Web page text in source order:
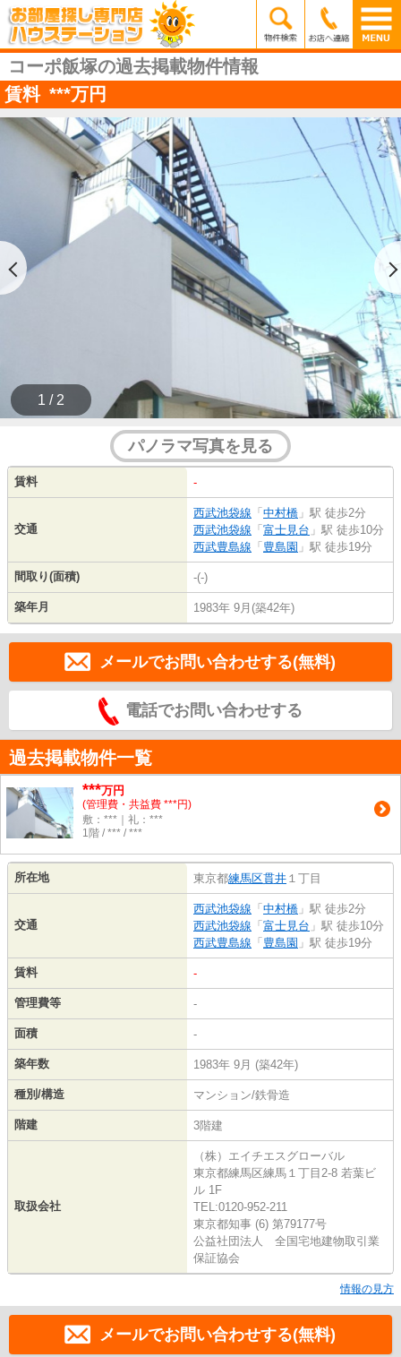
コーポ飯塚の過去掲載物件情報
賃料 ***万円
1 / 2
パノラマ写真を見る
賃料 -
交通
西武池袋線 「 中村橋 」駅 徒歩2分
西武池袋線 「 富士見台 」駅 徒歩10分
西武豊島線 「 豊島園 」駅 徒歩19分
間取り(面積) -(-)
築年月 1983年 9月(築42年)
メールでお問い合わせする(無料)
電話でお問い合わせする
過去掲載物件一覧
***万円
(管理費・共益費 ***円)
敷：***｜礼：***
1階 / *** / ***
所在地 東京都練馬区貫井 １丁目
交通
西武池袋線 「 中村橋 」駅 徒歩2分
西武池袋線 「 富士見台 」駅 徒歩10分
西武豊島線 「 豊島園 」駅 徒歩19分
賃料 -
管理費等 -
面積 -
築年数 1983年 9月 (築42年)
種別/構造 マンション/鉄骨造
階建 3階建
取扱会社
（株）エイチエスグローバル
東京都練馬区練馬１丁目2-8 若葉ビ
ル 1F
TEL:0120-952-211
東京都知事 (6) 第79177号
公益社団法人 全国宅地建物取引業
保証協会
情報の見方
メールでお問い合わせする(無料)